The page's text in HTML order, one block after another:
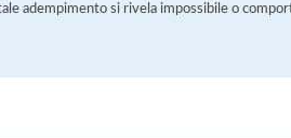
adempimento si rivela impossibile o